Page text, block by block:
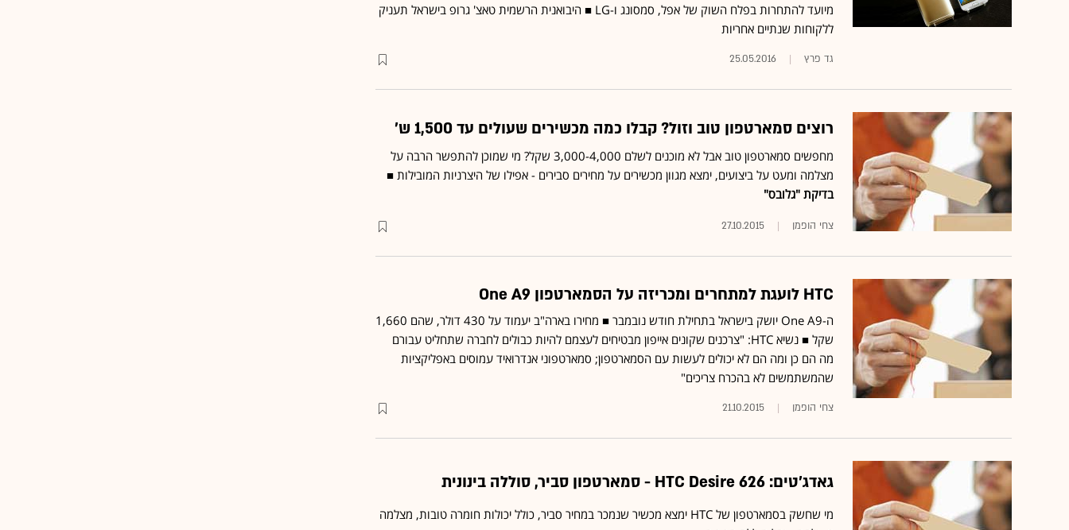
מיועד להתחרות בפלח השוק של אפל, סמסונג ו-LG ■ היבואנית הרשמית טאצ' גרופ בישראל תעניק
ללקוחות שנתיים אחריות
גד פרץ 25.05.2016
רוצים סמארטפון טוב וזול? קבלו כמה מכשירים שעולים עד 1,500 ש'
מחפשים סמארטפון טוב אבל לא מוכנים לשלם 3,000-4,000 שקל? מי שמוכן להתפשר הרבה על
מצלמה ומעט על ביצועים, ימצא מגוון מכשירים על מחירים סבירים - אפילו של היצרניות המובילות ■
בדיקת "גלובס"
צחי הופמן 27.10.2015
HTC לועגת למתחרים ומכריזה על הסמארטפון One A9
ה-One A9 יושק בישראל בתחילת חודש נובמבר ■ מחירו בארה"ב יעמוד על 430 דולר, שהם 1,660
שקל ■ נשיא HTC: "צרכנים שקונים אייפון מבטיחים לעצמם להיות כבולים לחברה שתחליט עבורם
מה הם כן ומה הם לא יכולים לעשות עם הסמארטפון; סמארטפוני אנדרואיד עמוסים באפליקציות
שהמשתמשים לא בהכרח צריכים"
צחי הופמן 21.10.2015
גאדג'טים: HTC Desire 626 - סמארטפון סביר, סוללה בינונית
מי שחשק בסמארטפון של HTC ימצא מכשיר שנמכר במחיר סביר, כולל יכולות חומרה טובות, מצלמה